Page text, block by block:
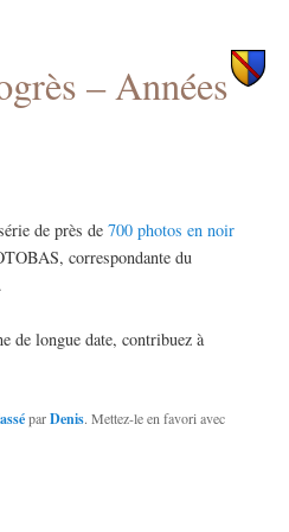
– Années
de près de700 photos en noir
correspondante du
de longue date, contribuez à
parDenis. Mettez-le en favori avec